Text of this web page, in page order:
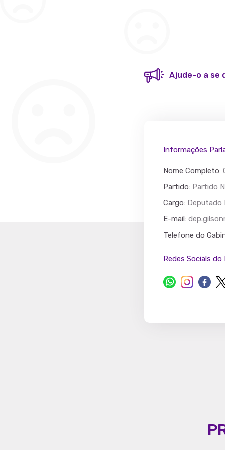
Ajude-o a se
Informações
Nome Completo:
Partido: Partido
Cargo: Deputado
E-mail:
Telefone do
Redes Socials do
Partido